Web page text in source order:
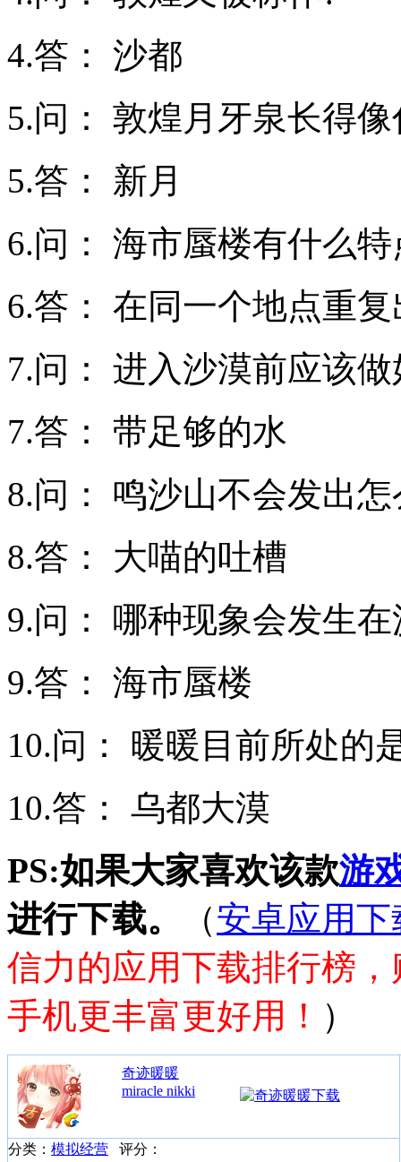
4.答： 沙都
5.问： 敦煌月牙泉长得
5.答： 新月
6.问： 海市蜃楼有什么特
6.答： 在同一个地点重
7.问： 进入沙漠前应该
7.答： 带足够的水
8.问： 鸣沙山不会发出
8.答： 大喵的吐槽
9.问： 哪种现象会发生在
9.答： 海市蜃楼
10.问： 暖暖目前所处的
10.答： 乌都大漠
PS:如果大家喜欢该款游
进行下载。
（安卓应用下
信力的应用下载排行榜
手机更丰富更好用！ ）
奇迹暖暖
miracle nikki
分类： 模拟经营 评分：